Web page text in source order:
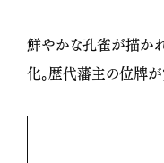
鮮やかな孔雀が描か
化。歴代藩主の位牌が